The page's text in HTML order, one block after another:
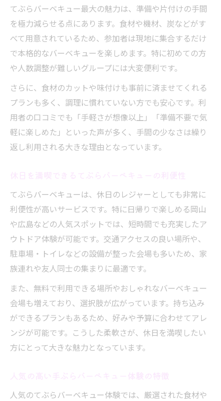
てぶらバーベキューで外せない話題のメニ
ュー
家族向けてぶらバーベキューメニューの選
び方
手軽に楽しむおすすめてぶらバーベキュー
食材
気軽に満喫できるてぶらバーベキューの秘訣
気軽に楽しめるてぶらバーベキューの工夫
てぶらバーベキューを充実させるポイント
手軽さを極めたてぶらバーベキューの楽し
コツ
アウトドア初心者でも安心なてぶらバーベ
キュー術
人数や予算に合わせた手ぶらバーベキュー術
人数別てぶらバーベキューの最適な選び方
てぶらバーベキューでコスパを重視する方
法
家族や友人と楽しむてぶらバーベキューの
費用感
安全に楽しむ手ぶらバーベキューの注意点
てぶらバーベキュー最大の魅力は、準備や片付けの手間
を極力減らせる点にあります。食材や機材、炭などがす
べて用意されているため、参加者は現地に集合するだけ
で本格的なバーベキューを楽しめます。特に初めての方
や人数調整が難しいグループには大変便利です。
さらに、食材のカットや味付けも事前に済ませてくれる
プランも多く、調理に慣れていない方でも安心です。利
用者の口コミでも「手軽さが想像以上」「準備不要で気
軽に楽しめた」といった声が多く、手間の少なさは繰り
返し利用される大きな理由となっています。
てぶらバーベキューは、休日のレジャーとしても非常に
利便性が高いサービスです。特に日帰りで楽しめる岡山
や広島などの人気スポットでは、短時間でも充実したア
ウトドア体験が可能です。交通アクセスの良い場所や、
駐車場・トイレなどの設備が整った会場も多いため、家
族連れや友人同士の集まりに最適です。
また、無料で利用できる場所やおしゃれなバーベキュー
会場も増えており、選択肢が広がっています。持ち込み
ができるプランもあるため、好みや予算に合わせてアレ
ンジが可能です。こうした柔軟さが、休日を満喫したい
方にとって大きな魅力となっています。
人気のてぶらバーベキュー体験では、厳選された食材や